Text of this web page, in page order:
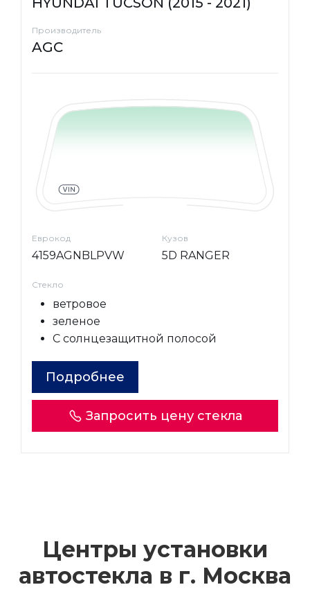
Производитель
AGC
Еврокод
4159AGNBLPVW
Кузов
5D RANGER
Стекло
ветровое
зеленое
С солнцезащитной полосой
Подробнее
Запросить цену стекла
Центры установки
автостекла в г. Москва